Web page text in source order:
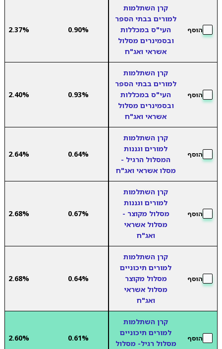
הוסף
קרן השתלמות
למורים בבתי הספר
העי"ס במכללות
ובסמינרים מסלול
אשראי ואג"ח
0.90%
2.37%
הוסף
קרן השתלמות
למורים בבתי הספר
העי"ס במכללות
ובסמינרים מסלול
אשראי ואג"ח
0.93%
2.40%
הוסף
קרן השתלמות
למורים וגננות
המסלול הרגיל -
מסלו אשראי ואג"ח
0.64%
2.64%
הוסף
קרן השתלמות
למורים וגננות
מסלול מקוצר -
מסלול אשראי
ואג"ח
0.67%
2.68%
הוסף
קרן השתלמות
למורים תיכוניים
מסלול מקוצר
מסלול אשראי
ואג"ח
0.64%
2.68%
הוסף
קרן השתלמות
למורים תיכוניים
מסלול רגיל- מסלול
0.61%
2.60%